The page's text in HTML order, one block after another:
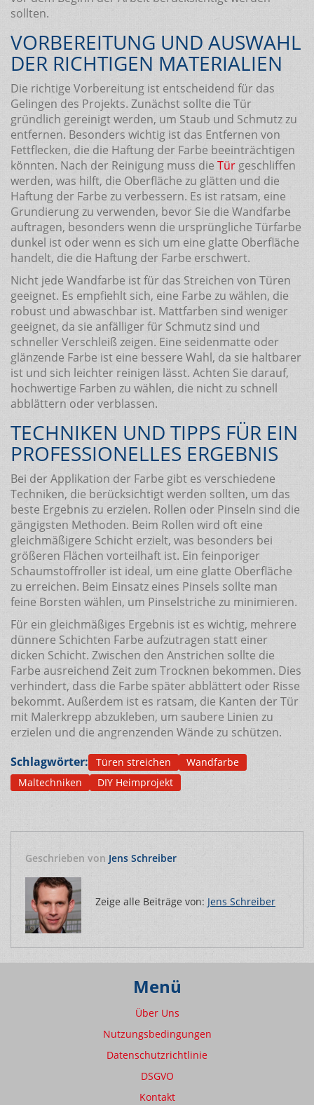
sollten.
VORBEREITUNG UND AUSWAHL
DER RICHTIGEN MATERIALIEN
Die richtige Vorbereitung ist entscheidend für das
Gelingen des Projekts. Zunächst sollte die Tür
gründlich gereinigt werden, um Staub und Schmutz zu
entfernen. Besonders wichtig ist das Entfernen von
Fettflecken, die die Haftung der Farbe beeinträchtigen
könnten. Nach der Reinigung muss die Tür geschliffen
werden, was hilft, die Oberfläche zu glätten und die
Haftung der Farbe zu verbessern. Es ist ratsam, eine
Grundierung zu verwenden, bevor Sie die Wandfarbe
auftragen, besonders wenn die ursprüngliche Türfarbe
dunkel ist oder wenn es sich um eine glatte Oberfläche
handelt, die die Haftung der Farbe erschwert.
Nicht jede Wandfarbe ist für das Streichen von Türen
geeignet. Es empfiehlt sich, eine Farbe zu wählen, die
robust und abwaschbar ist. Mattfarben sind weniger
geeignet, da sie anfälliger für Schmutz sind und
schneller Verschleiß zeigen. Eine seidenmatte oder
glänzende Farbe ist eine bessere Wahl, da sie haltbarer
ist und sich leichter reinigen lässt. Achten Sie darauf,
hochwertige Farben zu wählen, die nicht zu schnell
abblättern oder verblassen.
TECHNIKEN UND TIPPS FÜR EIN
PROFESSIONELLES ERGEBNIS
Bei der Applikation der Farbe gibt es verschiedene
Techniken, die berücksichtigt werden sollten, um das
beste Ergebnis zu erzielen. Rollen oder Pinseln sind die
gängigsten Methoden. Beim Rollen wird oft eine
gleichmäßigere Schicht erzielt, was besonders bei
größeren Flächen vorteilhaft ist. Ein feinporiger
Schaumstoffroller ist ideal, um eine glatte Oberfläche
zu erreichen. Beim Einsatz eines Pinsels sollte man
feine Borsten wählen, um Pinselstriche zu minimieren.
Für ein gleichmäßiges Ergebnis ist es wichtig, mehrere
dünnere Schichten Farbe aufzutragen statt einer
dicken Schicht. Zwischen den Anstrichen sollte die
Farbe ausreichend Zeit zum Trocknen bekommen. Dies
verhindert, dass die Farbe später abblättert oder Risse
bekommt. Außerdem ist es ratsam, die Kanten der Tür
mit Malerkrepp abzukleben, um saubere Linien zu
erzielen und die angrenzenden Wände zu schützen.
Schlagwörter:
Türen streichen
Wandfarbe
Maltechniken
DIY Heimprojekt
Geschrieben von Jens Schreiber
Zeige alle Beiträge von: Jens Schreiber
Menü
Über Uns
Nutzungsbedingungen
Datenschutzrichtlinie
DSGVO
Kontakt